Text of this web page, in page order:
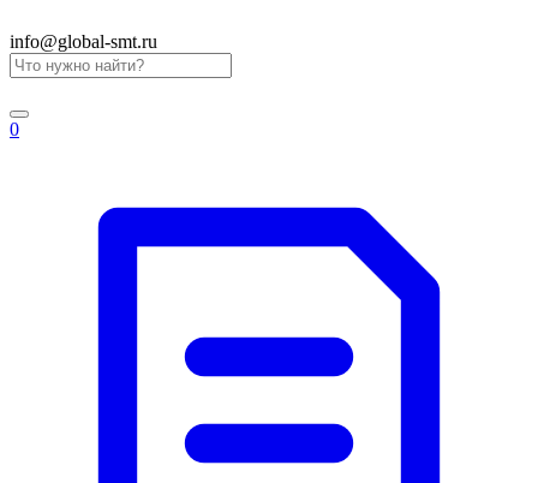
info@global-smt.ru
0